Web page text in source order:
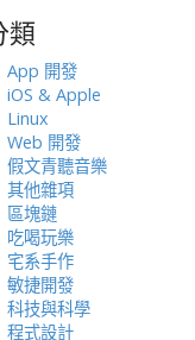
類
App 開發
iOS & Apple
Linux
Web 開發
假文青聽音樂
其他雜項
區塊鏈
吃喝玩樂
宅系手作
敏捷開發
科技與科學
程式設計